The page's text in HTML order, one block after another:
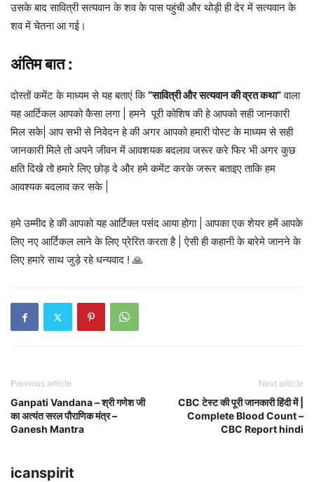
उसके बाद सावित्री सत्यवान के शव के पास पहुंची और थोड़ी ही देर में सत्यवान के
शव में चेतना आ गई।
अंतिम बात :
दोस्तों कमेंट के माध्यम से यह बताएं कि“सावित्री और सत्यवान की व्रत कथा”वाला
यह आर्टिकल आपको कैसा लगा | हमने पूरी कोशिष की हे आपको सही जानकारी
मिल सके| आप सभी से निवेदन हे की अगर आपको हमारी पोस्ट के माध्यम से सही
जानकारी मिले तो अपने जीवन में आवशयक बदलाव जरूर करे फिर भी अगर कुछ
क्षति दिखे तो हमारे लिए छोड़ दे और हमे कमेंट करके जरूर बताइए ताकि हम
आवश्यक बदलाव कर सके |
हमे उम्मीद हे की आपको यह आर्टिक्ल पसंद आया होगा | आपका एक शेयर हमें आपके
लिए नए आर्टिकल लाने के लिए प्रेरित करता है | ऐसी ही कहानी के बारेमे जानने के
लिए हमारे साथ जुड़े रहे धन्यवाद ! 🙏
Previous article
Ganpati Vandana – श्री गणेश जी
का अत्यंत सरल पौराणिक मंत्र –
Ganesh Mantra
Next article
CBC टेस्ट की पूरी जानकारी हिंदी में |
Complete Blood Count –
CBC Report hindi
icanspirit